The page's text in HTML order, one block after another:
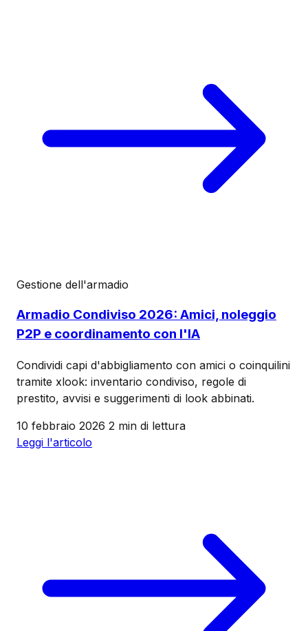
Gestione dell'armadio
Armadio Condiviso 2026: Amici, noleggio
P2P e coordinamento con l'IA
Condividi capi d'abbigliamento con amici o coinquilini
tramite xlook: inventario condiviso, regole di
prestito, avvisi e suggerimenti di look abbinati.
10 febbraio 2026 2 min di lettura
Leggi l'articolo